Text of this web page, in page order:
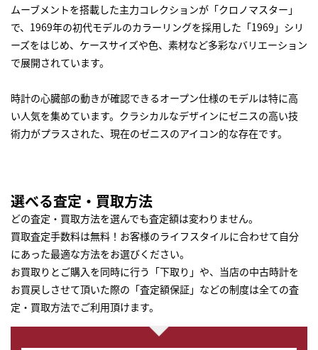
ムーブメントを搭載した主力コレクションが「クロノマスター」
で、1969年の初代モデルのカラーリングを採用した「1969」シリ
ーズをはじめ、ケースサイズや色、素材など多彩なバリエーション
で展開されています。
時計の心臓部の動きが確認できるオープン仕様のモデルは特に高
い人気を集めています。クラシカルなデザインにゼニスの高い技
術力がプラスされた、現在のゼニスのアイコン的な存在です。
選べる査定・買取方法
どの査定・買取方法を選んでも査定額は変わりません。
買取査定手数料は無料！お客様のライフスタイルに合わせて自分
にあった最適な方法をお選びください。
お買取りとご購入を同時に行う「下取り」や、当店の中古時計を
お買戻しさせて頂いた際の「査定額保証」などの制度は全ての査
定・買取方法でご利用頂けます。